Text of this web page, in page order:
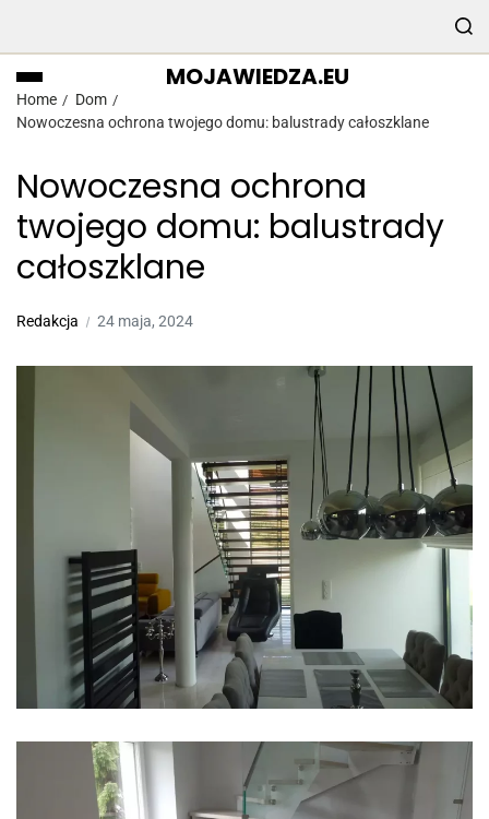
MOJAWIEDZA.EU
Home
Dom
Nowoczesna ochrona twojego domu: balustrady całoszklane
Nowoczesna ochrona
twojego domu: balustrady
całoszklane
Redakcja 24 maja, 2024